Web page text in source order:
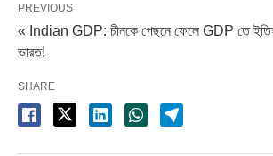
PREVIOUS
« Indian GDP: চীনকে পেছনে ফেলে GDP তে
ভারত!
SHARE